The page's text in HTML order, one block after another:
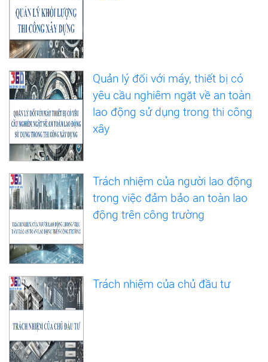
Quản lý đối với máy, thiết bị có
yêu cầu nghiêm ngặt về an toàn
lao động sử dụng trong thi công
xây
Trách nhiệm của người lao động
trong việc đảm bảo an toàn lao
động trên công trường
Trách nhiệm của chủ đầu tư